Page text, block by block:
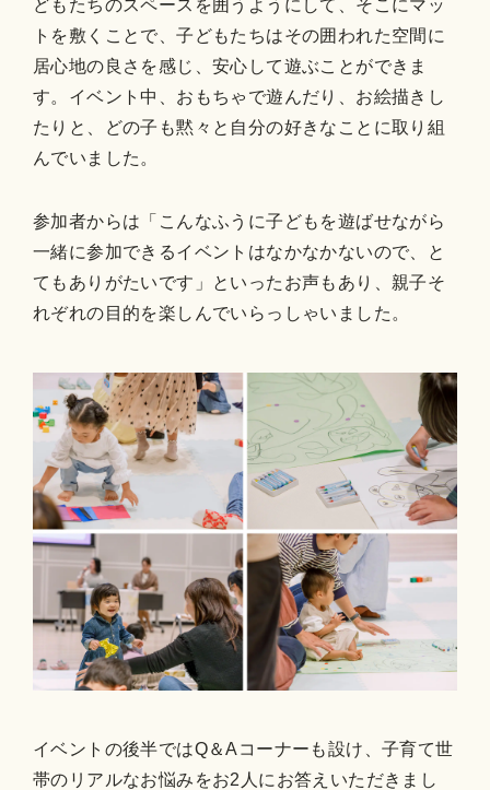
どもたちのスペースを囲うようにして、そこにマッ
トを敷くことで、子どもたちはその囲われた空間に
居心地の良さを感じ、安心して遊ぶことができま
す。イベント中、おもちゃで遊んだり、お絵描きし
たりと、どの子も黙々と自分の好きなことに取り組
んでいました。
参加者からは「こんなふうに子どもを遊ばせながら
一緒に参加できるイベントはなかなかないので、と
てもありがたいです」といったお声もあり、親子そ
れぞれの目的を楽しんでいらっしゃいました。
イベントの後半ではQ＆Aコーナーも設け、子育て世
帯のリアルなお悩みをお2人にお答えいただきまし